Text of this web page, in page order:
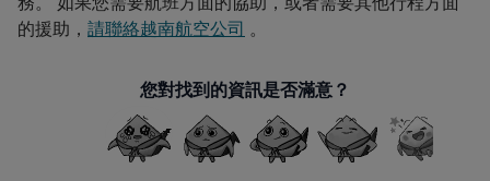
的援助， 請聯絡越南航空公司 。
您對找到的資訊是否滿意？